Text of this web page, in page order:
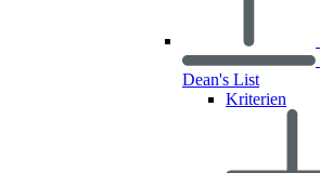
Dean's List
Kriterien